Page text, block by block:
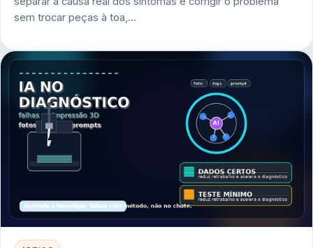
sem trocar peças à toa,…